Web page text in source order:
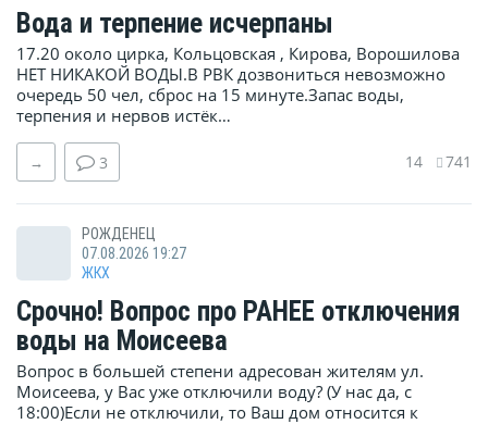
Вода и терпение исчерпаны
17.20 около цирка, Кольцовская , Кирова, Ворошилова
НЕТ НИКАКОЙ ВОДЫ.В РВК дозвониться невозможно
очередь 50 чел, сброс на 15 минуте.Запас воды,
терпения и нервов истёк…
→ 3 14 741
РОЖДЕНЕЦ
07.08.2026 19:27
ЖКХ
Срочно! Вопрос про РАНЕЕ отключения
воды на Моисеева
Вопрос в большей степени адресован жителям ул.
Моисеева, у Вас уже отключили воду? (У нас да, с
18:00)Если не отключили, то Ваш дом относится к